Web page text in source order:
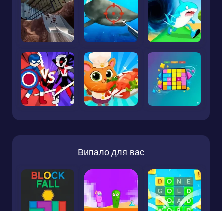
Випало для вас